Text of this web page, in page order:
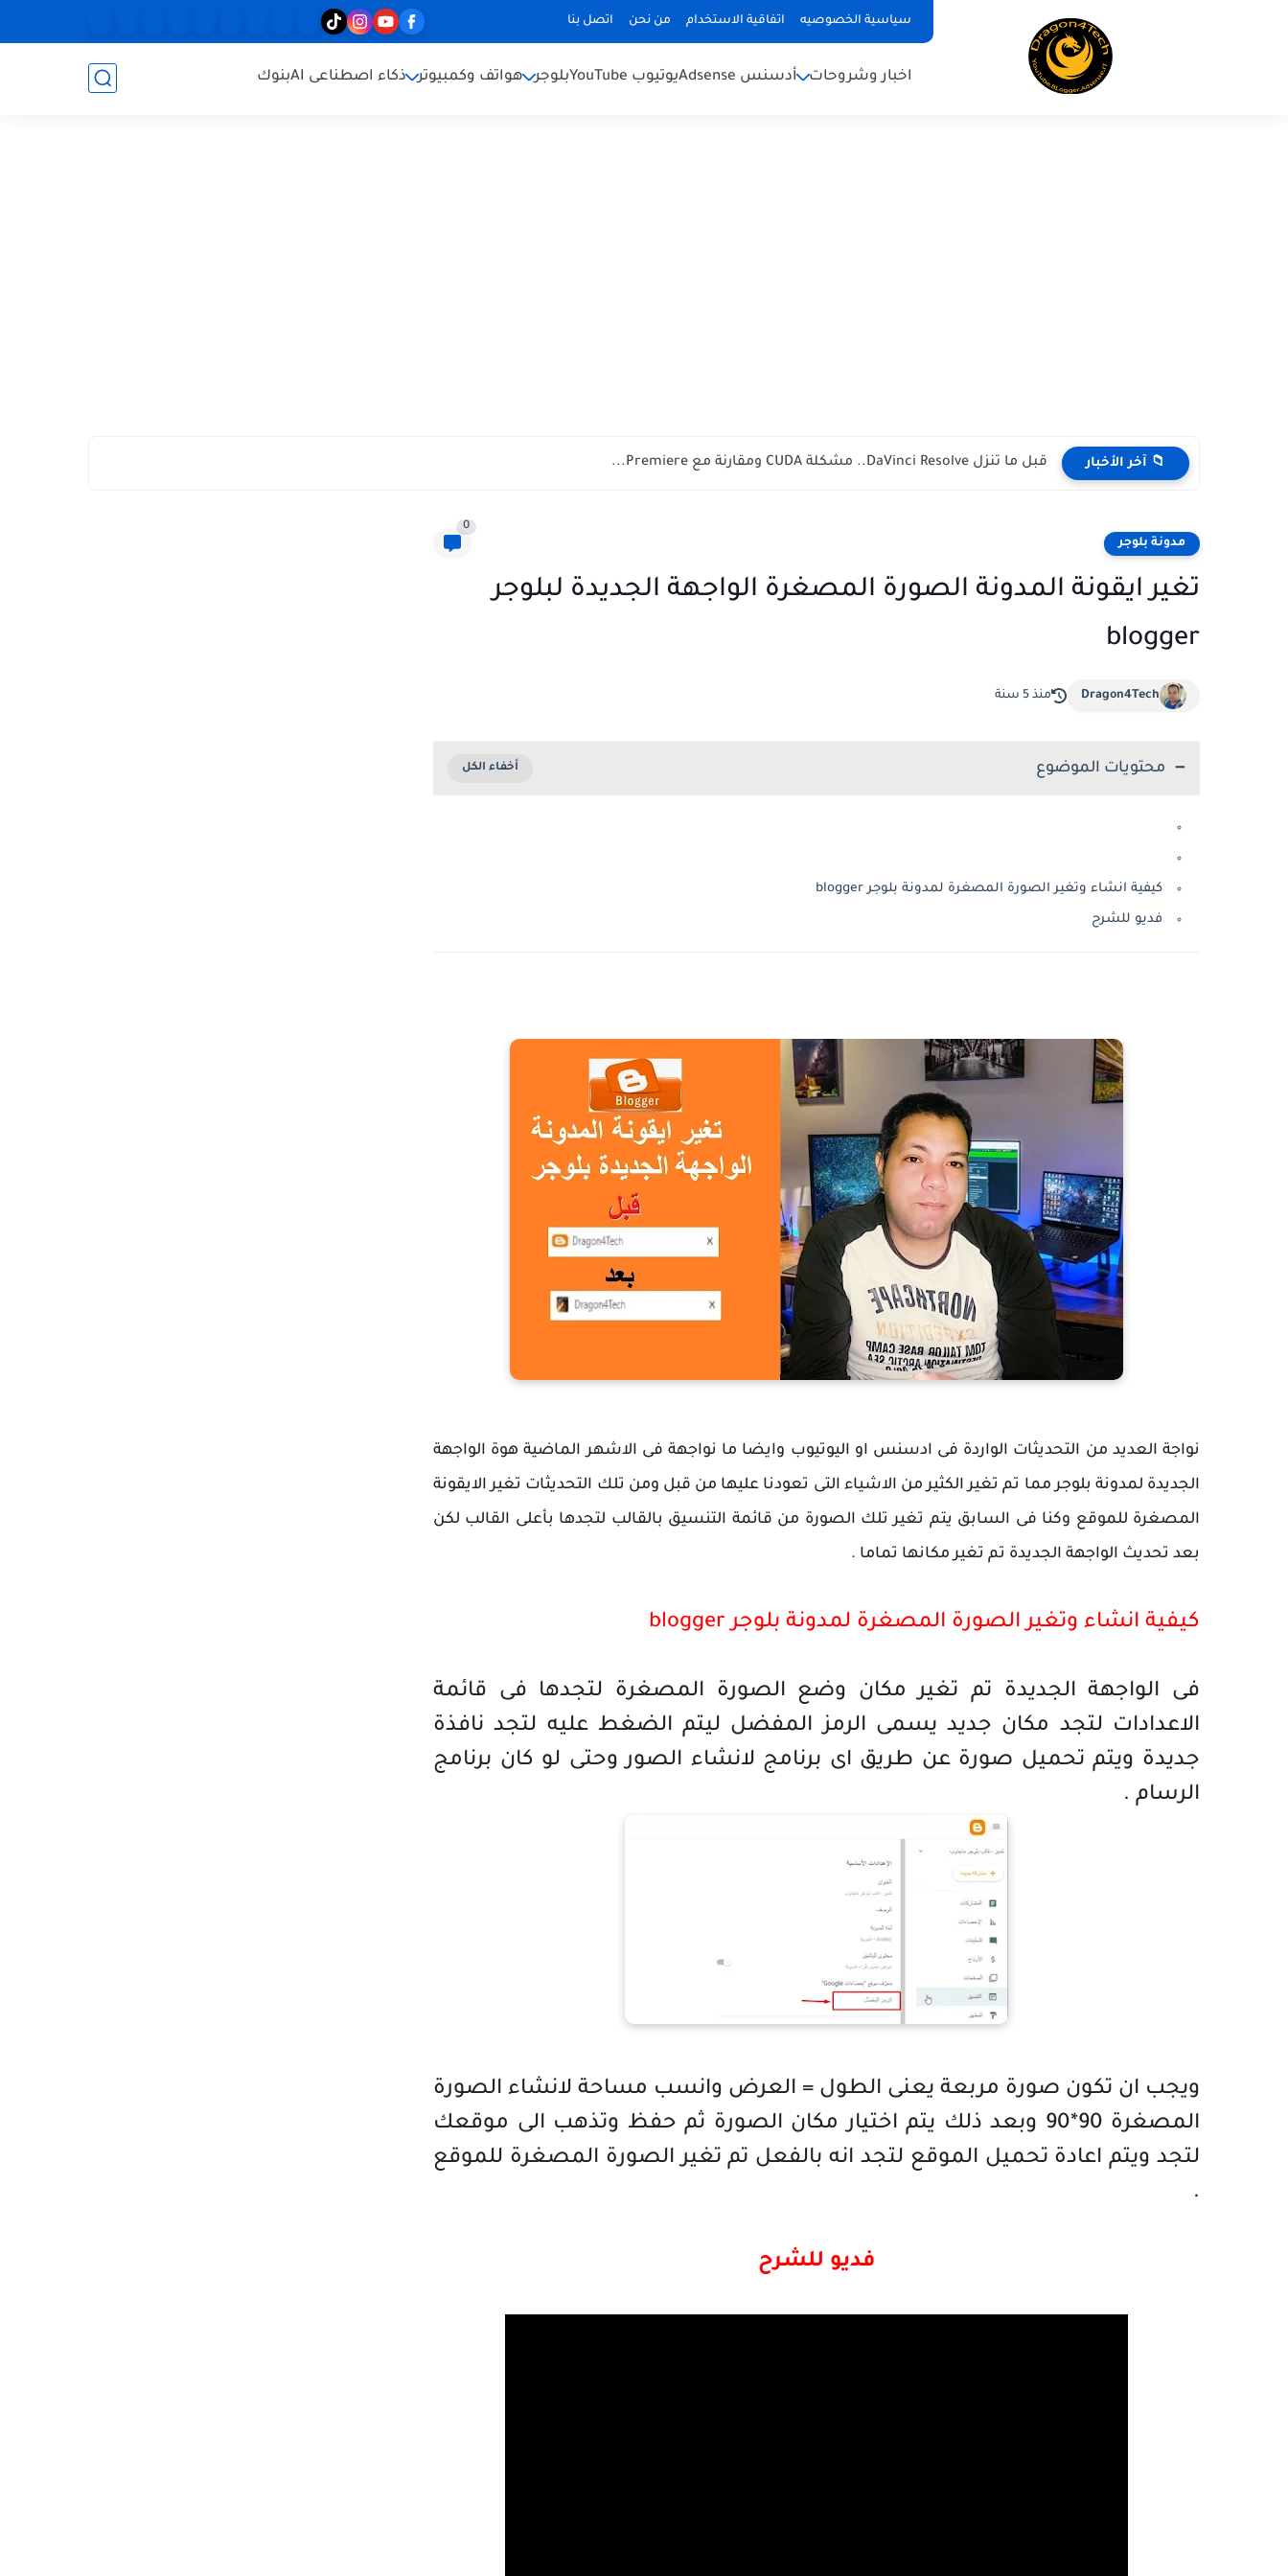
سياسية الخصوصيه اتفاقية الاستخدام من نحن اتصل بنا
اخبار وشروحات أدسنس Adsense يوتيوب YouTube بلوجر هواتف وكمبيوتر ذكاء اصطناعى AI بنوك
📁 آخر الأخبار قبل ما تنزل DaVinci Resolve.. مشكلة CUDA ومقارنة مع Premiere...
مدونة بلوجر
0
تغير ايقونة المدونة الصورة المصغرة الواجهة الجديدة لبلوجر
blogger
Dragon4Tech منذ 5 سنة
محتويات الموضوع
كيفية انشاء وتغير الصورة المصغرة لمدونة بلوجر blogger
فديو للشرح
نواجة العديد من التحديثات الواردة فى ادسنس او اليوتيوب وايضا ما نواجهة فى الاشهر الماضية هوة الواجهة
الجديدة لمدونة بلوجر مما تم تغير الكثير من الاشياء التى تعودنا عليها من قبل ومن تلك التحديثات تغير الايقونة
المصغرة للموقع وكنا فى السابق يتم تغير تلك الصورة من قائمة التنسيق بالقالب لتجدها بأعلى القالب لكن
بعد تحديث الواجهة الجديدة تم تغير مكانها تماما .
كيفية انشاء وتغير الصورة المصغرة لمدونة بلوجر blogger
فى الواجهة الجديدة تم تغير مكان وضع الصورة المصغرة لتجدها فى قائمة
الاعدادات لتجد مكان جديد يسمى الرمز المفضل ليتم الضغط عليه لتجد نافذة
جديدة ويتم تحميل صورة عن طريق اى برنامج لانشاء الصور وحتى لو كان برنامج
الرسام .
ويجب ان تكون صورة مربعة يعنى الطول = العرض وانسب مساحة لانشاء الصورة
المصغرة 90*90 وبعد ذلك يتم اختيار مكان الصورة ثم حفظ وتذهب الى موقعك
لتجد ويتم اعادة تحميل الموقع لتجد انه بالفعل تم تغير الصورة المصغرة للموقع
.
فديو للشرح